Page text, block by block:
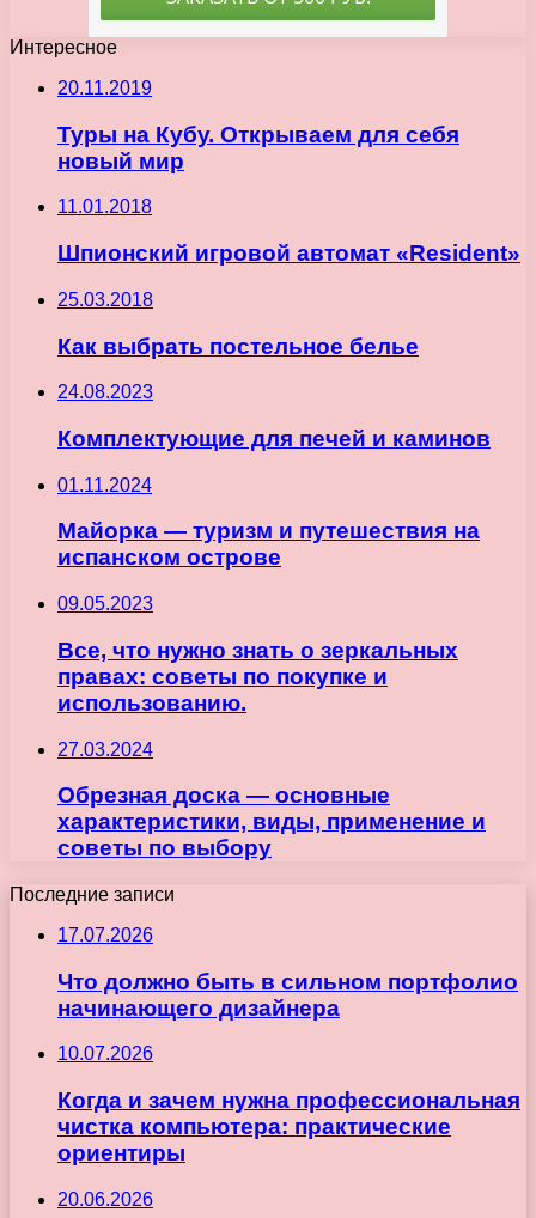
Интересное
20.11.2019
Туры на Кубу. Открываем для себя
новый мир
11.01.2018
Шпионский игровой автомат «Resident»
25.03.2018
Как выбрать постельное белье
24.08.2023
Комплектующие для печей и каминов
01.11.2024
Майорка — туризм и путешествия на
испанском острове
09.05.2023
Все, что нужно знать о зеркальных
правах: советы по покупке и
использованию.
27.03.2024
Обрезная доска — основные
характеристики, виды, применение и
советы по выбору
Последние записи
17.07.2026
Что должно быть в сильном портфолио
начинающего дизайнера
10.07.2026
Когда и зачем нужна профессиональная
чистка компьютера: практические
ориентиры
20.06.2026